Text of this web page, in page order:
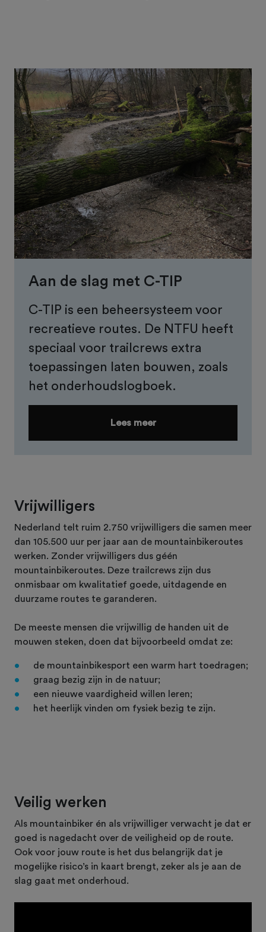
Aan de slag met C-TIP
C-TIP is een beheersysteem voor
recreatieve routes. De NTFU heeft
speciaal voor trailcrews extra
toepassingen laten bouwen, zoals
het onderhoudslogboek.
Lees meer
Vrijwilligers
Nederland telt ruim 2.750 vrijwilligers die samen meer
dan 105.500 uur per jaar aan de mountainbikeroutes
werken. Zonder vrijwilligers dus géén
mountainbikeroutes. Deze trailcrews zijn dus
onmisbaar om kwalitatief goede, uitdagende en
duurzame routes te garanderen.
De meeste mensen die vrijwillig de handen uit de
mouwen steken, doen dat bijvoorbeeld omdat ze:
de mountainbikesport een warm hart toedragen;
graag bezig zijn in de natuur;
een nieuwe vaardigheid willen leren;
het heerlijk vinden om fysiek bezig te zijn.
Veilig werken
Als mountainbiker én als vrijwilliger verwacht je dat er
goed is nagedacht over de veiligheid op de route.
Ook voor jouw route is het dus belangrijk dat je
mogelijke risico’s in kaart brengt, zeker als je aan de
slag gaat met onderhoud.